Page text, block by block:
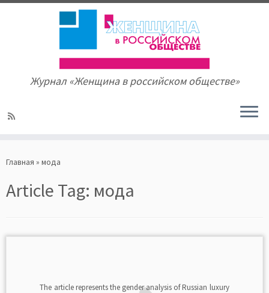
to
Журнал «Женщина в российском обществе»
Главная » мода
Article Tag: мода
The article represents the gender analysis of Russian luxury